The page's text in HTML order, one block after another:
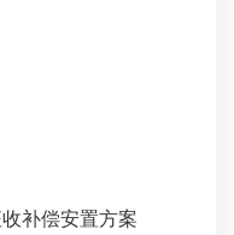
补偿安置方案